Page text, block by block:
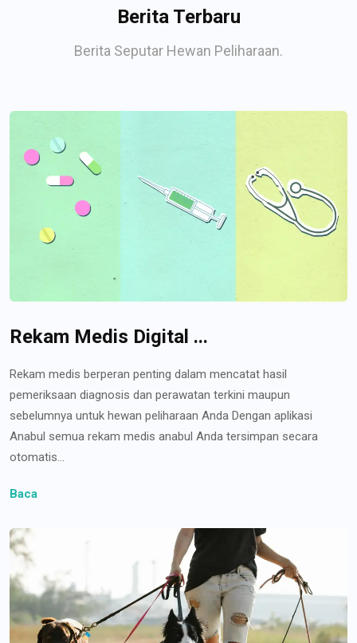
Berita Terbaru
Berita Seputar Hewan Peliharaan.
Rekam Medis Digital ...
Rekam medis berperan penting dalam mencatat hasil
pemeriksaan diagnosis dan perawatan terkini maupun
sebelumnya untuk hewan peliharaan Anda Dengan aplikasi
Anabul semua rekam medis anabul Anda tersimpan secara
otomatis...
Baca